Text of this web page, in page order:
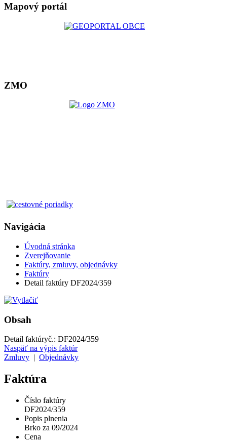
Mapový portál
ZMO
Navigácia
Úvodná stránka
Zverejňovanie
Faktúry, zmluvy, objednávky
Faktúry
Detail faktúry DF2024/359
Obsah
Detail faktúryč.: DF2024/359
Naspäť na výpis faktúr
Zmluvy | Objednávky
Faktúra
Číslo faktúry
DF2024/359
Popis plnenia
Brko za 09/2024
Cena